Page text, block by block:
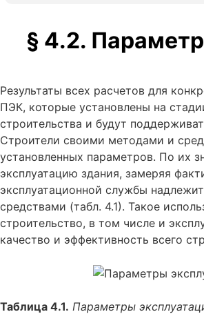
§ 4.2.
Результаты всех расчетов для
ПЭК, которые установлены на
строительства и будут
Строители своими методами и
установленных параметров. По их
эксплуатацию здания, замеряя
эксплуатационной службы
средствами (табл. 4.1). Такое
строительство, в том числе и
качество и эффективность всего
Таблица 4.1. Параметры